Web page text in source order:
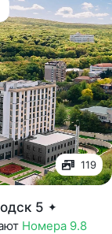
119
5 ✦
Номера 9.8